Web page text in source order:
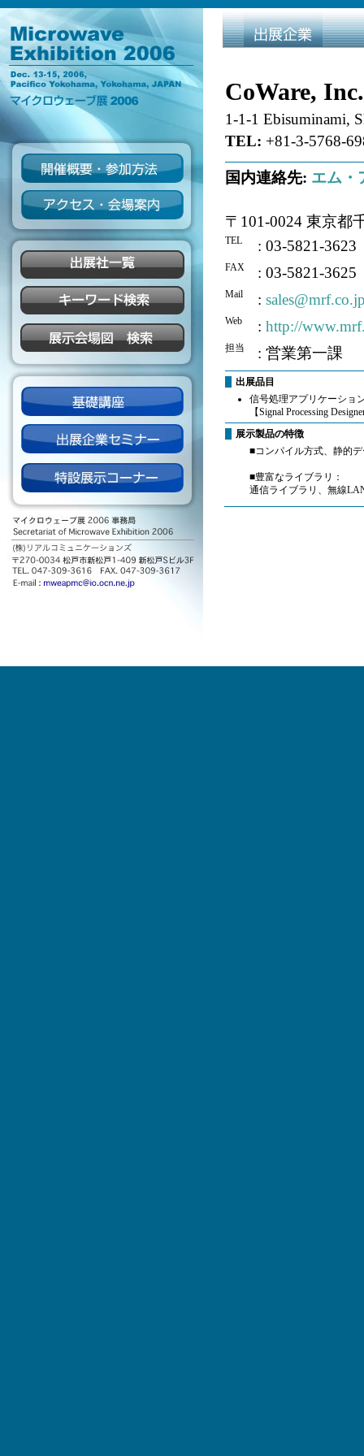
CoWare, Inc.
1-1-1 Ebisuminami,
TEL: +81-3-5768-
国内連絡先: エム・
〒101-0024 東京都
TEL : 03-5821-3623
FAX : 03-5821-3625
Mail :
Web : http://
担当 : 営業第一課
出展品目
信号処理アプリケーショ
【Signal Processing
展示製品の特徴
■コンパイル方式、静的
■豊富なライブラリ：
通信ライブラリ、無線